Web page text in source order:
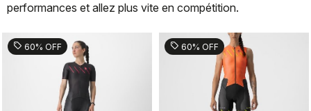
performances et allez plus vite en compétition.
sell 60% OFF sell 60% OFF